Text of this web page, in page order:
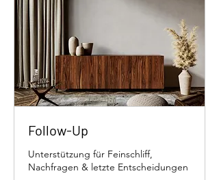
Follow-Up
Unterstützung für Feinschliff,
Nachfragen & letzte Entscheidungen